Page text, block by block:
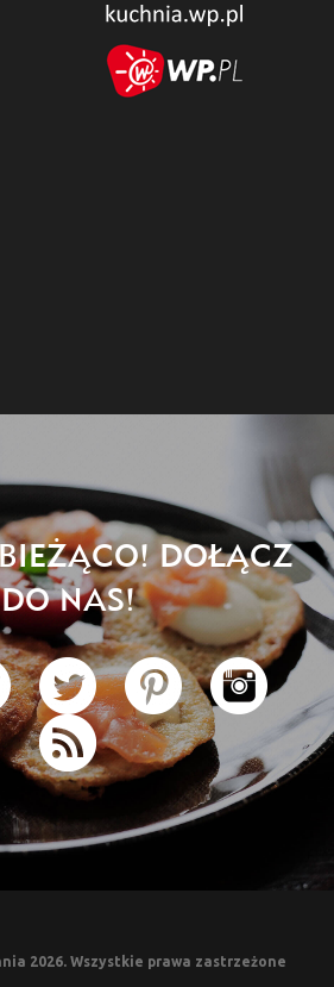
DOŁĄCZ
DO NAS!
2026. Wszystkie prawa zastrzeżone